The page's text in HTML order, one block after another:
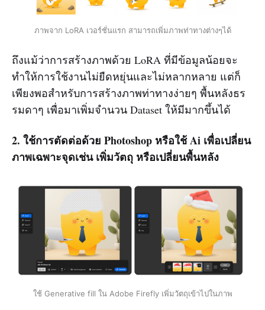
ภาพจาก LoRA เวอร์ชั่นแรก สามารถเพิ่มภาพท่าทางต่างๆได้
ถึงแม้ว่าการสร้างภาพด้วย LoRA ที่มีข้อมูลน้อยจะ
ทำให้การใช้งานไม่ยืดหยุ่นและไม่หลากหลาย แต่ก็
เพียงพอสำหรับการสร้างภาพท่าทางง่ายๆ พื้นหลังธร
รมดาๆ เพื่อมาเพิ่มจำนวน Dataset ให้มีมากขึ้นได้
2. ใช้การตัดต่อด้วย Photoshop หรือใช้ Ai เพื่อเปลี่ยน
ภาพเฉพาะจุดเช่น เพิ่มวัตถุ หรือเปลี่ยนพื้นหลัง
ใช้ Generative fill ใน Adobe Firefly เพิ่มวัตถุเข้าไปในภาพ